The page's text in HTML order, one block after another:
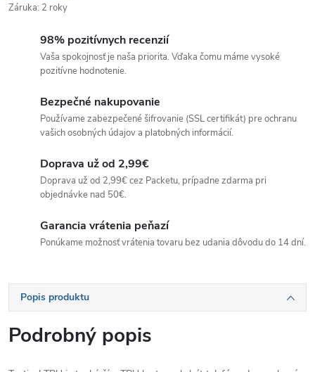
Záruka: 2 roky
98% pozitívnych recenzií
Vaša spokojnosť je naša priorita. Vďaka čomu máme vysoké
pozitívne hodnotenie.
Bezpečné nakupovanie
Používame zabezpečené šifrovanie (SSL certifikát) pre ochranu
vašich osobných údajov a platobných informácií.
Doprava už od 2,99€
Doprava už od 2,99€ cez Packetu, prípadne zdarma pri
objednávke nad 50€.
Garancia vrátenia peňazí
Ponúkame možnosť vrátenia tovaru bez udania dôvodu do 14 dní.
Popis produktu
Podrobný popis